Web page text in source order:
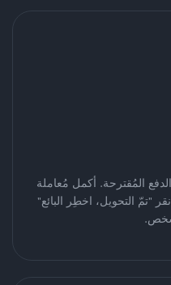
المُقترحة. أكمل مُعاملة
"تمّ التحويل، اخطِر البائع"